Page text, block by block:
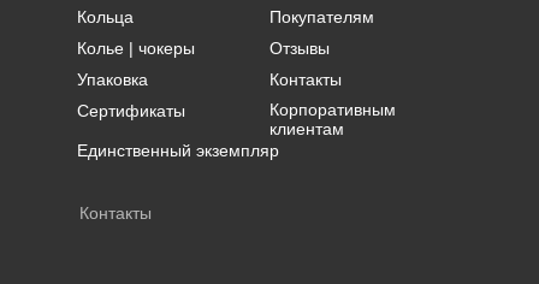
Кольца
Колье | чокеры
Упаковка
Сертификаты
Единственный экземпляр
Покупателям
Отзывы
Контакты
Корпоративным
клиентам
Контакты